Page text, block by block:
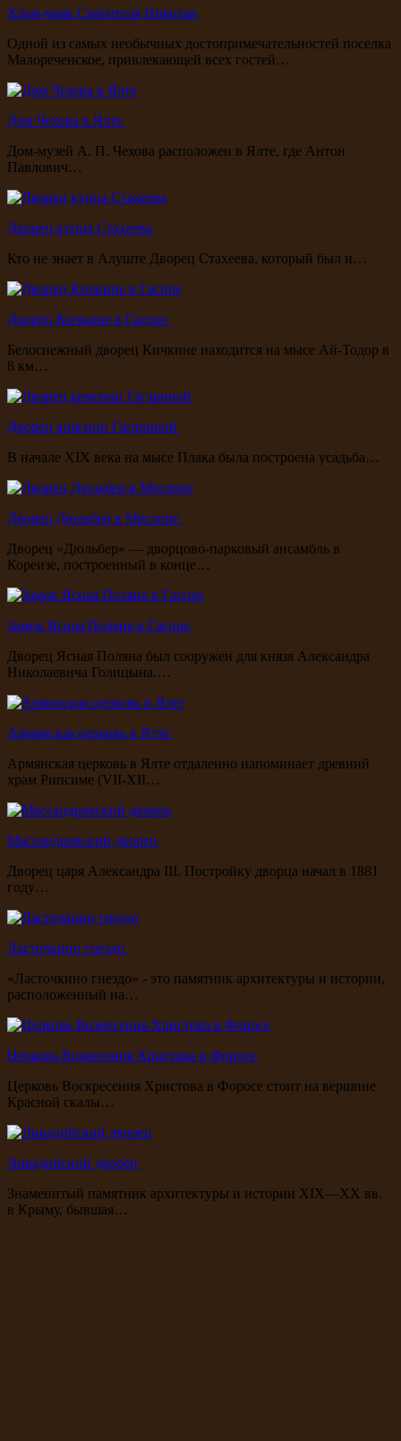
Храм-маяк Святителя Николая
Одной из самых необычных достопримечательностей поселка
Малореченское, привлекающей всех гостей…
Дом Чехова в Ялте
Дом-музей А. П. Чехова расположен в Ялте, где Антон
Павлович…
Дворец купца Стахеева
Кто не знает в Алуште Дворец Стахеева, который был и…
Дворец Кичкине в Гаспре
Белоснежный дворец Кичкине находится на мысе Ай-Тодор в
8 км…
Дворец княгини Гагариной
В начале XIX века на мысе Плака была построена усадьба…
Дворец Дюльбер в Мисхоре
Дворец «Дюльбер» — дворцово-парковый ансамбль в
Кореизе, построенный в конце…
Замок Ясная Поляна в Гаспре
Дворец Ясная Поляна был сооружен для князя Александра
Николаевича Голицына.…
Армянская церковь в Ялте
Армянская церковь в Ялте отдаленно напоминает древний
храм Рипсиме (VII-XII…
Массандровский дворец
Дворец царя Александра III. Постройку дворца начал в 1881
году…
Ласточкино гнездо
«Ласточкино гнездо» - это памятник архитектуры и истории,
расположенный на…
Церковь Вознесения Христова в Форосе
Церковь Воскресения Христова в Форосе стоит на вершине
Красной скалы…
Ливадийский дворец
Знаменитый памятник архитектуры и истории XIX—XX вв.
в Крыму, бывшая…